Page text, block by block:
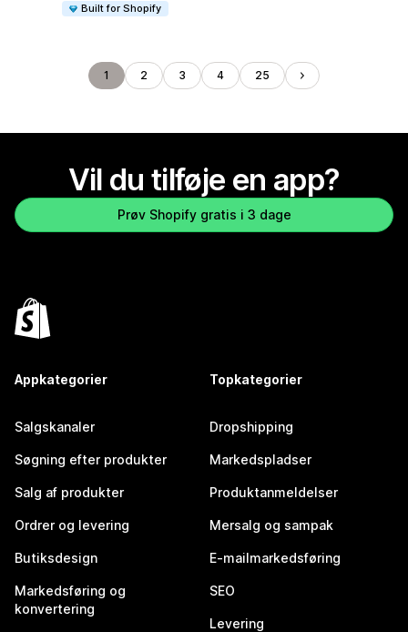
Built for Shopify
1 2 3 4 25
Vil du tilføje en app?
Prøv Shopify gratis i 3 dage
Appkategorier
Salgskanaler
Søgning efter produkter
Salg af produkter
Ordrer og levering
Butiksdesign
Markedsføring og
konvertering
Topkategorier
Dropshipping
Markedspladser
Produktanmeldelser
Mersalg og sampak
E-mailmarkedsføring
SEO
Levering